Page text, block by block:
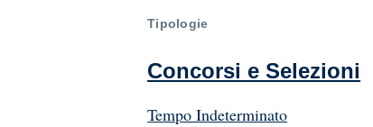
Tipologie
Concorsi e Selezioni
Tempo Indeterminato